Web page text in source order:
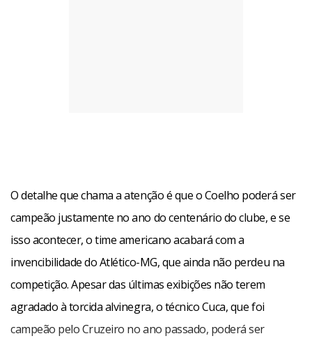
O detalhe que chama a atenção é que o Coelho poderá ser
campeão justamente no ano do centenário do clube, e se
isso acontecer, o time americano acabará com a
invencibilidade do Atlético-MG, que ainda não perdeu na
competição. Apesar das últimas exibições não terem
agradado à torcida alvinegra, o técnico Cuca, que foi
campeão pelo Cruzeiro no ano passado, poderá ser